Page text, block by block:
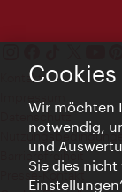
Kontakt
Datenschutz
Barrierefreiheit
Presse-Kontakt
Wir möchten
notwendig,
und
Sie dies